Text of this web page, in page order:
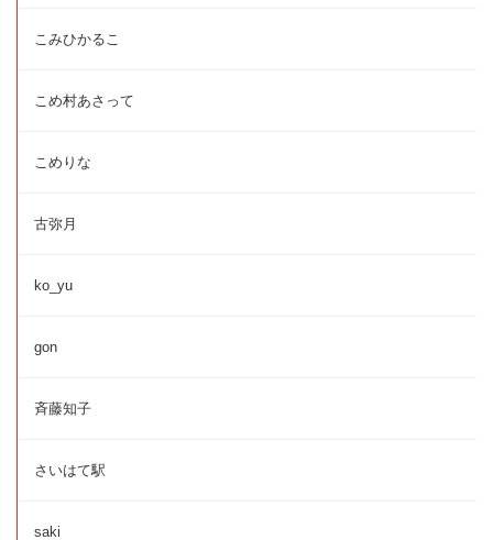
こみひかるこ
こめ村あさって
こめりな
古弥月
ko_yu
gon
斉藤知子
さいはて駅
saki